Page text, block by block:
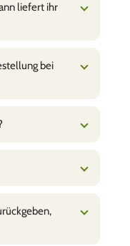
liefert ihr
bei